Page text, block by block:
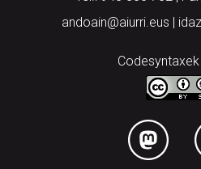
andoain@aiurri.eus |